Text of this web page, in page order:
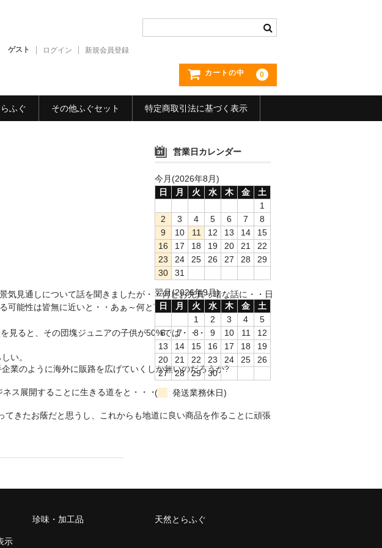
ゲスト ログイン 新規会員登録
カートの中 0
ふぐ その他ふぐセット 特定商取引法に基づく表示
見通しについて話を聞きましたが・・何とお先真っ暗な話に・・日
可能性は皆無に近いと・・あぁ～何と言うことか!!
見ると、その団塊ジュニアの子供が50%では・・・
い。
業のように海外に販路を広げていくしか無いのだろうか?
ス展開することに生きる道をと・・・
きたお蔭だと思うし、これからも地道に良い商品を作ることに頑張
営業日カレンダー
今月(2026年8月)
日
月 火 水 木 金
土
1
2
3 4 5 6 7
8
9
10 11 12 13 14
15
16
17 18 19 20 21
22
23
24 25 26 27 28
29
30
31
翌月(2026年9月)
日
月 火 水 木 金
土
1
2 3 4
5
6
7 8 9 10 11
12
13
14 15 16 17 18
19
20
21 22 23 24 25
26
27
28 29
30
(
発送業務休日)
珍味・加工品 天然とらふぐ
示